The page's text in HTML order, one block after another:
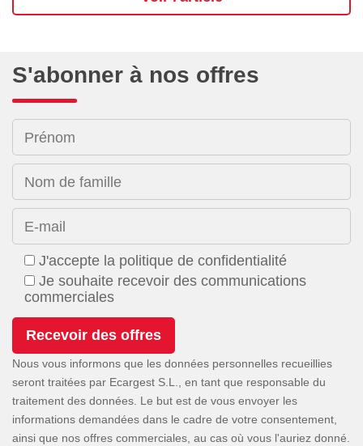
S'abonner à nos offres
Prénom
Nom de famille
E-mail
J'accepte la politique de confidentialité
Je souhaite recevoir des communications
commerciales
Nous vous informons que les données personnelles recueillies
seront traitées par Ecargest S.L., en tant que responsable du
traitement des données. Le but est de vous envoyer les
informations demandées dans le cadre de votre consentement,
ainsi que nos offres commerciales, au cas où vous l'auriez donné.